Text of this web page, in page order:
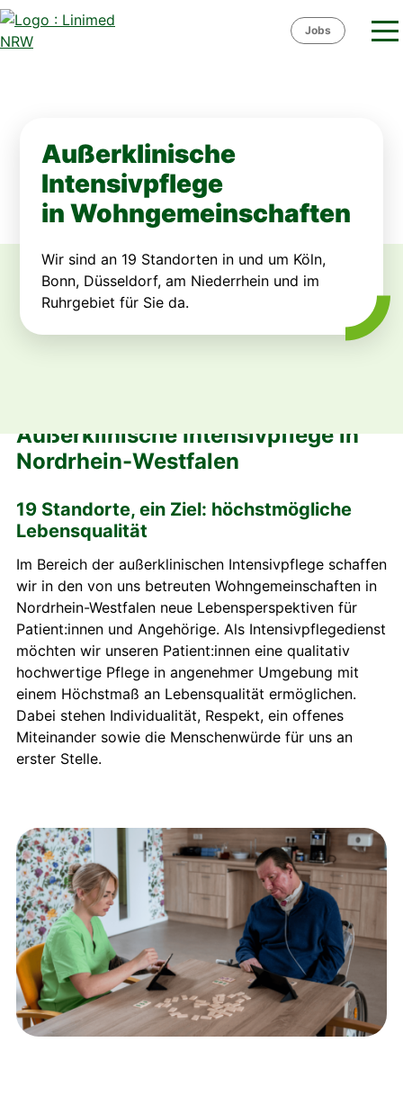
Skip
to
content
Jobs
Außerklinische
Intensivpflege
in Wohngemeinschaften
Wir sind an 19 Standorten in und um Köln,
Bonn, Düsseldorf, am Niederrhein und im
Ruhrgebiet für Sie da.
Außerklinische Intensivpflege in
Nordrhein-Westfalen
19 Standorte, ein Ziel: höchstmögliche
Lebensqualität
Im Bereich der außerklinischen Intensivpflege schaffen
wir in den von uns betreuten Wohngemeinschaften in
Nordrhein-Westfalen neue Lebensperspektiven für
Patient:innen und Angehörige. Als Intensivpflegedienst
möchten wir unseren Patient:innen eine qualitativ
hochwertige Pflege in angenehmer Umgebung mit
einem Höchstmaß an Lebensqualität ermöglichen.
Dabei stehen Individualität, Respekt, ein offenes
Miteinander sowie die Menschenwürde für uns an
erster Stelle.